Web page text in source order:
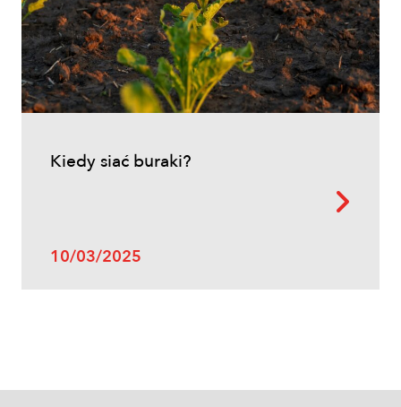
Inne
Kiedy siać buraki?
10/03/2025